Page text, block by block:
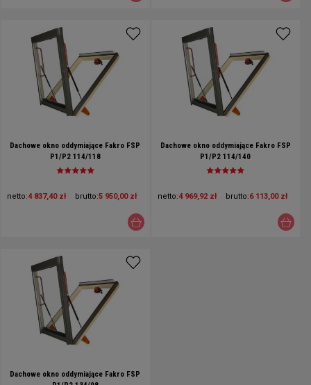
Dachowe okno oddymiające Fakro FSP
P1/P2 114/118
netto:4 837,40 zł brutto:5 950,00 zł
Dachowe okno oddymiające Fakro FSP
P1/P2 114/140
netto:4 969,92 zł brutto:6 113,00 zł
Dachowe okno oddymiające Fakro FSP